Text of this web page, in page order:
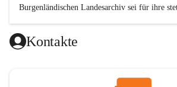
Burgenländischen Landesarchiv sei für ihre
Dank gilt den Textautoren dieser Chronik,
Redaktionsteam, für die gute Zusammenarbeit.
gedankt werden, die durch ihre
Kontakte